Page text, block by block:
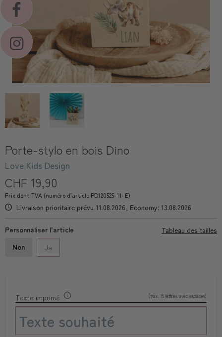
Porte-stylo en bois Dino
Love Kids Design
CHF 19,90
Prix dont TVA (numéro d’article PD120525-11-E)
Livraison prioritaire prévu 11.08.2026, Economy: 13.08.2026
Tableau des tailles
Personnaliser l'article
Non
Ja
Texte imprimé (max. 15 lettres avec espaces)